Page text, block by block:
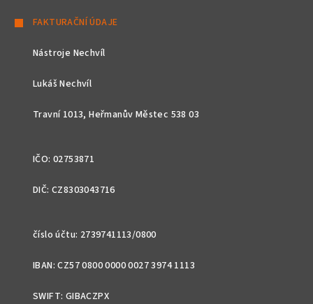
FAKTURAČNÍ ÚDAJE
Nástroje Nechvíl
Lukáš Nechvíl
Travní 1013, Heřmanův Městec 538 03
IČO: 02753871
DIČ: CZ8303043716
číslo účtu: 2739741113/0800
IBAN: CZ57 0800 0000 0027 3974 1113
SWIFT: GIBACZPX